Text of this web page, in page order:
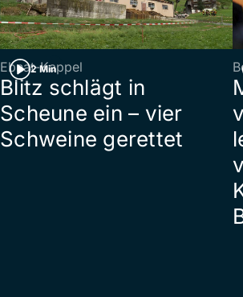
2 Min
Ebnat-Kappel
Blitz schlägt in
Scheune ein – vier
Schweine gerettet